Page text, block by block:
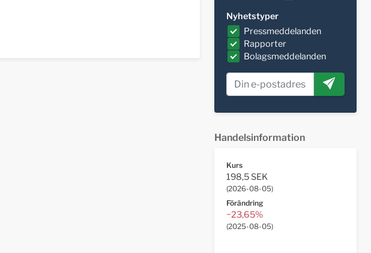
Nyhetstyper
Pressmeddelanden
Rapporter
Bolagsmeddelanden
Handelsinformation
Kurs
198,5 SEK
(2026-08-05)
Förändring
−23,65%
(2025-08-05)